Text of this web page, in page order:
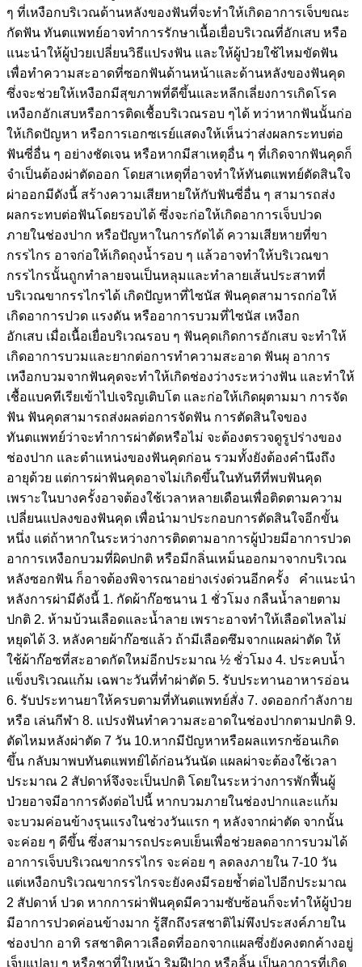
ๆ ที่เหงือกบริเวณด้านหลังของฟันที่จะทำให้เกิดอาการเจ็บขณะ
กัดฟัน ทันตแพทย์อาจทำการรักษาเนื้อเยื่อบริเวณที่อักเสบ หรือ
แนะนำให้ผู้ป่วยเปลี่ยนวิธีแปรงฟัน และให้ผู้ป่วยใช้ไหมขัดฟัน
เพื่อทำความสะอาดที่ซอกฟันด้านหน้าและด้านหลังของฟันคุด
ซึ่งจะช่วยให้เหงือกมีสุขภาพที่ดีขึ้นและหลีกเลี่ยงการเกิดโรค
เหงือกอักเสบหรือการติดเชื้อบริเวณรอบ ๆได้ ทว่าหากฟันนั้นก่อ
ให้เกิดปัญหา หรือการเอกซเรย์แสดงให้เห็นว่าส่งผลกระทบต่อ
ฟันซี่อื่น ๆ อย่างชัดเจน หรือหากมีสาเหตุอื่น ๆ ที่เกิดจากฟันคุดก็
จำเป็นต้องผ่าตัดออก โดยสาเหตุที่อาจทำให้ทันตแพทย์ตัดสินใจ
ผ่าออกมีดังนี้ สร้างความเสียหายให้กับฟันซี่อื่น ๆ สามารถส่ง
ผลกระทบต่อฟันโดยรอบได้ ซึ่งจะก่อให้เกิดอาการเจ็บปวด
ภายในช่องปาก หรือปัญหาในการกัดได้ ความเสียหายที่ขา
กรรไกร อาจก่อให้เกิดถุงน้ำรอบ ๆ แล้วอาจทำให้บริเวณขา
กรรไกรนั้นถูกทำลายจนเป็นหลุมและทำลายเส้นประสาทที่
บริเวณขากรรไกรได้ เกิดปัญหาที่ไซนัส ฟันคุดสามารถก่อให้
เกิดอาการปวด แรงดัน หรืออาการบวมที่ไซนัส เหงือก
อักเสบ เมื่อเนื้อเยื่อบริเวณรอบ ๆ ฟันคุดเกิดการอักเสบ จะทำให้
เกิดอาการบวมและยากต่อการทำความสะอาด ฟันผุ อาการ
เหงือกบวมจากฟันคุดจะทำให้เกิดช่องว่างระหว่างฟัน และทำให้
เชื้อแบคทีเรียเข้าไปเจริญเติบโต และก่อให้เกิดผุตามมา การจัด
ฟัน ฟันคุดสามารถส่งผลต่อการจัดฟัน การตัดสินใจของ
ทันตแพทย์ว่าจะทำการผ่าตัดหรือไม่ จะต้องตรวจดูรูปร่างของ
ช่องปาก และตำแหน่งของฟันคุดก่อน รวมทั้งยังต้องคำนึงถึง
อายุด้วย แต่การผ่าฟันคุดอาจไม่เกิดขึ้นในทันทีที่พบฟันคุด
เพราะในบางครั้งอาจต้องใช้เวลาหลายเดือนเพื่อติดตามความ
เปลี่ยนแปลงของฟันคุด เพื่อนำมาประกอบการตัดสินใจอีกขั้น
หนึ่ง แต่ถ้าหากในระหว่างการติดตามอาการผู้ป่วยมีอาการปวด
อาการเหงือกบวมที่ผิดปกติ หรือมีกลิ่นเหม็นออกมาจากบริเวณ
หลังซอกฟัน ก็อาจต้องพิจารณาอย่างเร่งด่วนอีกครั้ง คำแนะนำ
หลังการผ่ามีดังนี้ 1. กัดผ้าก๊อซนาน 1 ชั่วโมง กลืนน้ำลายตาม
ปกติ 2. ห้ามบ้วนเลือดและน้ำลาย เพราะอาจทำให้เลือดไหลไม่
หยุดได้ 3. หลังคายผ้าก๊อซแล้ว ถ้ามีเลือดซึมจากแผลผ่าตัด ให้
ใช้ผ้าก๊อซที่สะอาดกัดใหม่อีกประมาณ ½ ชั่วโมง 4. ประคบน้ำ
แข็งบริเวณแก้ม เฉพาะวันที่ทำผ่าตัด 5. รับประทานอาหารอ่อน
6. รับประทานยาให้ครบตามที่ทันตแพทย์สั่ง 7. งดออกกำลังกาย
หรือ เล่นกีฬา 8. แปรงฟันทำความสะอาดในช่องปากตามปกติ 9.
ตัดไหมหลังผ่าตัด 7 วัน 10.หากมีปัญหาหรือผลแทรกซ้อนเกิด
ขึ้น กลับมาพบทันตแพทย์ได้ก่อนวันนัด แผลผ่าจะต้องใช้เวลา
ประมาณ 2 สัปดาห์จึงจะเป็นปกติ โดยในระหว่างการพักฟื้นผู้
ป่วยอาจมีอาการดังต่อไปนี้ หากบวมภายในช่องปากและแก้ม
จะบวมค่อนข้างรุนแรงในช่วงวันแรก ๆ หลังจากผ่าตัด จากนั้น
จะค่อย ๆ ดีขึ้น ซึ่งสามารถประคบเย็นเพื่อช่วยลดอาการบวมได้
อาการเจ็บบริเวณขากรรไกร จะค่อย ๆ ลดลงภายใน 7-10 วัน
แต่เหงือกบริเวณขากรรไกรจะยังคงมีรอยช้ำต่อไปอีกประมาณ
2 สัปดาห์ ปวด หากการผ่าฟันคุดมีความซับซ้อนก็จะทำให้ผู้ป่วย
มีอาการปวดค่อนข้างมาก รู้สึกถึงรสชาติไม่พึงประสงค์ภายใน
ช่องปาก อาทิ รสชาติคาวเลือดที่ออกจากแผลซึ่งยังคงตกค้างอยู่
เจ็บแปลบ ๆ หรือชาที่ใบหน้า ริมฝีปาก หรือลิ้น เป็นอาการที่เกิด